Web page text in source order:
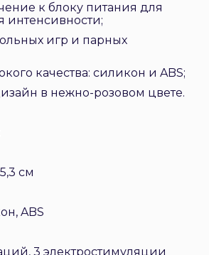
к блоку питания для
интенсивности;
игр и парных
качества: силикон и ABS;
в нежно-розовом цвете.
см
ABS
3 электростимуляции